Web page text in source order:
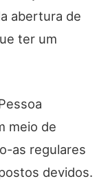
abertura de
ter um
meio de
as regulares
devidos.